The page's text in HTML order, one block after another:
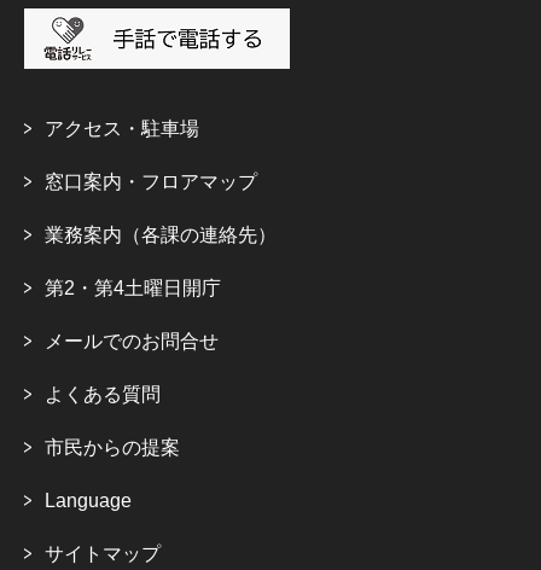
アクセス・駐車場
窓口案内・フロアマップ
業務案内（各課の連絡先）
第2・第4土曜日開庁
メールでのお問合せ
よくある質問
市民からの提案
Language
サイトマップ